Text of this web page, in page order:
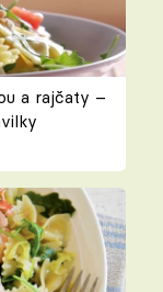
a rajčaty –